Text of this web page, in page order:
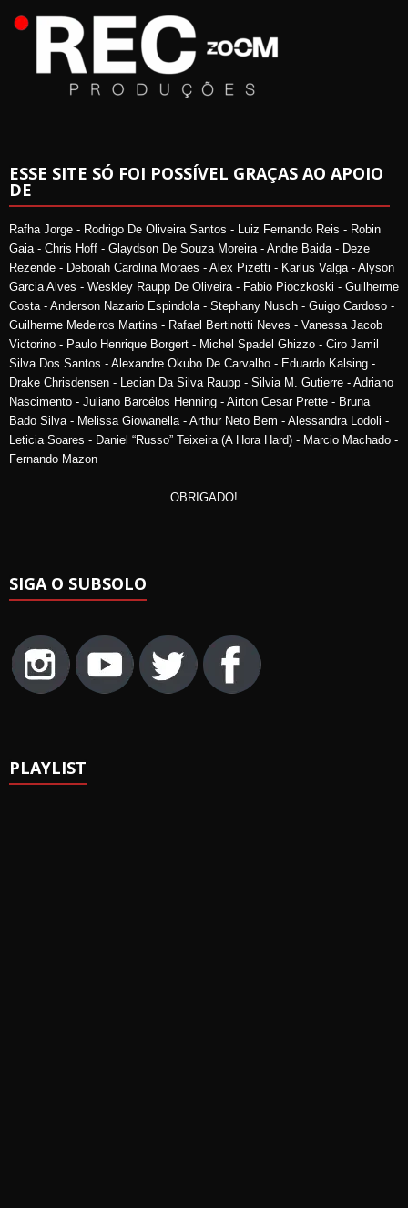
ESSE SITE SÓ FOI POSSÍVEL GRAÇAS AO APOIO
DE
Rafha Jorge - Rodrigo De Oliveira Santos - Luiz Fernando Reis - Robin
Gaia - Chris Hoff - Glaydson De Souza Moreira - Andre Baida - Deze
Rezende - Deborah Carolina Moraes - Alex Pizetti - Karlus Valga - Alyson
Garcia Alves - Weskley Raupp De Oliveira - Fabio Pioczkoski - Guilherme
Costa - Anderson Nazario Espindola - Stephany Nusch - Guigo Cardoso -
Guilherme Medeiros Martins - Rafael Bertinotti Neves - Vanessa Jacob
Victorino - Paulo Henrique Borgert - Michel Spadel Ghizzo - Ciro Jamil
Silva Dos Santos - Alexandre Okubo De Carvalho - Eduardo Kalsing -
Drake Chrisdensen - Lecian Da Silva Raupp - Silvia M. Gutierre - Adriano
Nascimento - Juliano Barcélos Henning - Airton Cesar Prette - Bruna
Bado Silva - Melissa Giowanella - Arthur Neto Bem - Alessandra Lodoli -
Leticia Soares - Daniel “Russo” Teixeira (A Hora Hard) - Marcio Machado -
Fernando Mazon
OBRIGADO!
SIGA O SUBSOLO
PLAYLIST